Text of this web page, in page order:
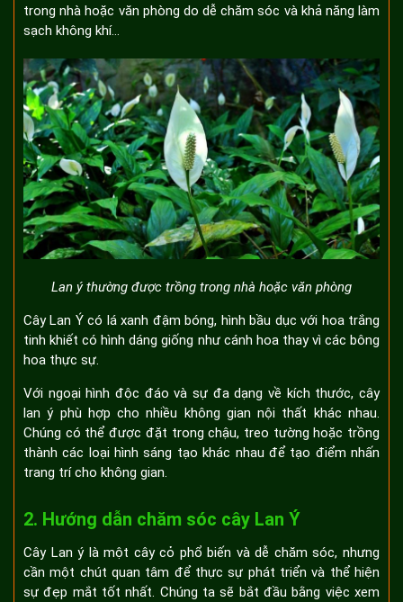
trong nhà hoặc văn phòng do dễ chăm sóc và khả năng làm
sạch không khí…
Lan ý thường được trồng trong nhà hoặc văn phòng
Cây Lan Ý có lá xanh đậm bóng, hình bầu dục với hoa trắng
tinh khiết có hình dáng giống như cánh hoa thay vì các bông
hoa thực sự.
Với ngoại hình độc đáo và sự đa dạng về kích thước, cây
lan ý phù hợp cho nhiều không gian nội thất khác nhau.
Chúng có thể được đặt trong chậu, treo tường hoặc trồng
thành các loại hình sáng tạo khác nhau để tạo điểm nhấn
trang trí cho không gian.
2. Hướng dẫn chăm sóc cây Lan Ý
Cây Lan ý là một cây cỏ phổ biến và dễ chăm sóc, nhưng
cần một chút quan tâm để thực sự phát triển và thể hiện
sự đẹp mắt tốt nhất. Chúng ta sẽ bắt đầu bằng việc xem